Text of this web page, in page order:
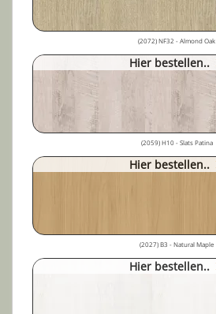
(2072) NF32 - Almond Oak
Hier bestellen..
(2059) H10 - Slats Patina
Hier bestellen..
(2027) B3 - Natural Maple
Hier bestellen..